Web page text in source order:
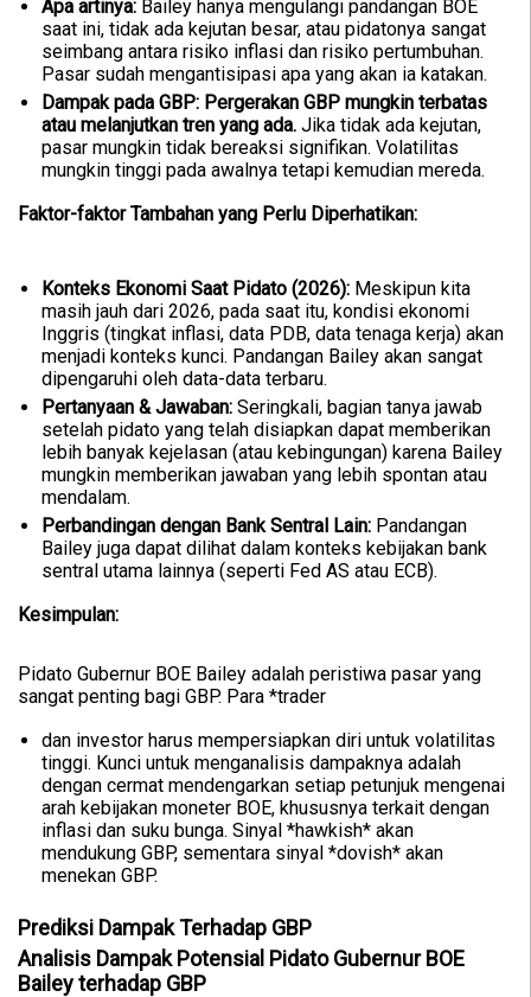
Apa artinya: Bailey hanya mengulangi pandangan BOE
saat ini, tidak ada kejutan besar, atau pidatonya sangat
seimbang antara risiko inflasi dan risiko pertumbuhan.
Pasar sudah mengantisipasi apa yang akan ia katakan.
Dampak pada GBP: Pergerakan GBP mungkin terbatas
atau melanjutkan tren yang ada. Jika tidak ada kejutan,
pasar mungkin tidak bereaksi signifikan. Volatilitas
mungkin tinggi pada awalnya tetapi kemudian mereda.
Faktor-faktor Tambahan yang Perlu Diperhatikan:
Konteks Ekonomi Saat Pidato (2026): Meskipun kita
masih jauh dari 2026, pada saat itu, kondisi ekonomi
Inggris (tingkat inflasi, data PDB, data tenaga kerja) akan
menjadi konteks kunci. Pandangan Bailey akan sangat
dipengaruhi oleh data-data terbaru.
Pertanyaan & Jawaban: Seringkali, bagian tanya jawab
setelah pidato yang telah disiapkan dapat memberikan
lebih banyak kejelasan (atau kebingungan) karena Bailey
mungkin memberikan jawaban yang lebih spontan atau
mendalam.
Perbandingan dengan Bank Sentral Lain: Pandangan
Bailey juga dapat dilihat dalam konteks kebijakan bank
sentral utama lainnya (seperti Fed AS atau ECB).
Kesimpulan:
Pidato Gubernur BOE Bailey adalah peristiwa pasar yang
sangat penting bagi GBP. Para *trader
dan investor harus mempersiapkan diri untuk volatilitas
tinggi. Kunci untuk menganalisis dampaknya adalah
dengan cermat mendengarkan setiap petunjuk mengenai
arah kebijakan moneter BOE, khususnya terkait dengan
inflasi dan suku bunga. Sinyal *hawkish* akan
mendukung GBP, sementara sinyal *dovish* akan
menekan GBP.
Prediksi Dampak Terhadap GBP
Analisis Dampak Potensial Pidato Gubernur BOE
Bailey terhadap GBP